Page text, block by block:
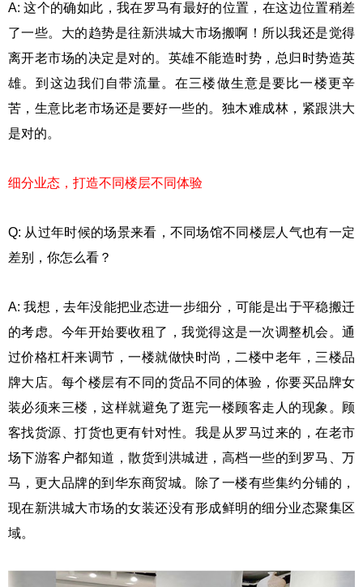
A: 这个的确如此，我在罗马有最好的位置，在这边位置稍差
了一些。大的趋势是往新洪城大市场搬啊！所以我还是觉得
离开老市场的决定是对的。英雄不能造时势，总归时势造英
雄。到这边我们自带流量。在三楼做生意是要比一楼更辛
苦，生意比老市场还是要好一些的。独木难成林，紧跟洪大
是对的。
细分业态，打造不同楼层不同体验
Q: 从过年时候的场景来看，不同场馆不同楼层人气也有一定
差别，你怎么看？
A: 我想，去年没能把业态进一步细分，可能是出于平稳搬迁
的考虑。今年开始要收租了，我觉得这是一次调整机会。通
过价格杠杆来调节，一楼就做快时尚，二楼中老年，三楼品
牌大店。每个楼层有不同的货品不同的体验，你要买品牌女
装必须来三楼，这样就避免了逛完一楼顾客走人的现象。顾
客找货源、打货也更有针对性。我是从罗马过来的，在老市
场下游客户都知道，散货到洪城进，高档一些的到罗马、万
马，更大品牌的到华东商贸城。除了一楼有些集约分铺的，
现在新洪城大市场的女装还没有形成鲜明的细分业态聚集区
域。